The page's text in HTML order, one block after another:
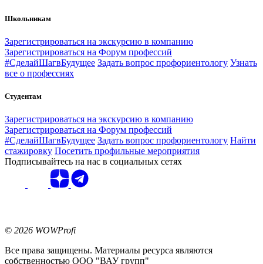
Школьникам
Зарегистрироваться на экскурсию в компанию
Зарегистрироваться на Форум профессий
#СделайШагвБудущее Задать вопрос профориентологу Узнать
все о профессиях
Студентам
Зарегистрироваться на экскурсию в компанию
Зарегистрироваться на Форум профессий
#СделайШагвБудущее Задать вопрос профориентологу Найти
стажировку Посетить профильные мероприятия
Подписывайтесь на нас в социальных сетях
© 2026 WOWProfi
Все права защищены. Материалы ресурса являются
собственностью ООО "ВАУ групп"